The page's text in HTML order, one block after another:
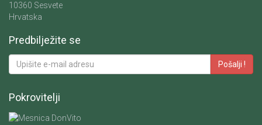
10360 Sesvete
Hrvatska
Predbilježite se
Pošalji !
Pokrovitelji